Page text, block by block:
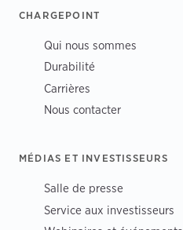
CHARGEPOINT
Qui nous sommes
Durabilité
Carrières
Nous contacter
MÉDIAS ET INVESTISSEURS
Salle de presse
Service aux investisseurs